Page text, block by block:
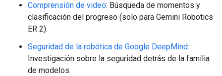
Comprensión de video: Búsqueda de momentos y
clasificación del progreso (solo para Gemini Robotics
ER 2).
Seguridad de la robótica de Google DeepMind:
Investigación sobre la seguridad detrás de la familia
de modelos.